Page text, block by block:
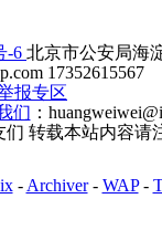
-6 北京市公安局海
17352615567
报专区
们 ：
转载本站内容请
- Archiver- WAP-